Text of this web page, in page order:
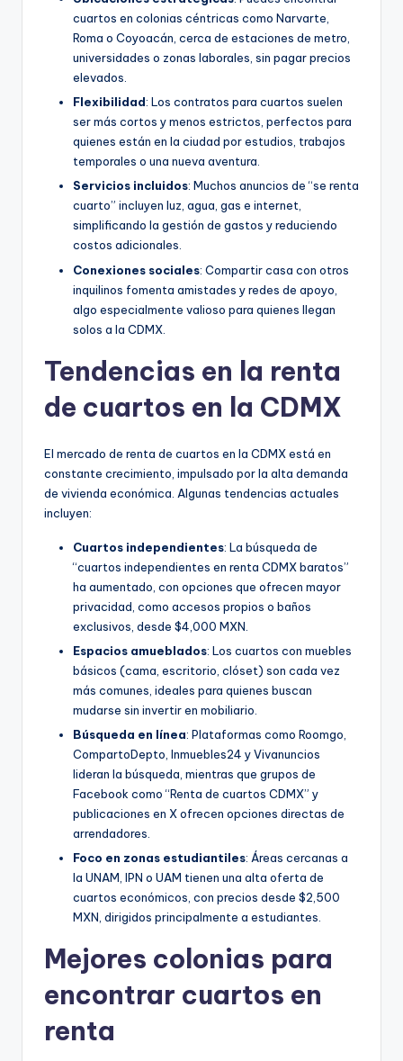
cuartos en colonias céntricas como Narvarte,
Roma o Coyoacán, cerca de estaciones de metro,
universidades o zonas laborales, sin pagar precios
elevados.
Flexibilidad: Los contratos para cuartos suelen
ser más cortos y menos estrictos, perfectos para
quienes están en la ciudad por estudios, trabajos
temporales o una nueva aventura.
Servicios incluidos: Muchos anuncios de “se renta
cuarto” incluyen luz, agua, gas e internet,
simplificando la gestión de gastos y reduciendo
costos adicionales.
Conexiones sociales: Compartir casa con otros
inquilinos fomenta amistades y redes de apoyo,
algo especialmente valioso para quienes llegan
solos a la CDMX.
Tendencias en la renta
de cuartos en la CDMX
El mercado de renta de cuartos en la CDMX está en
constante crecimiento, impulsado por la alta demanda
de vivienda económica. Algunas tendencias actuales
incluyen:
Cuartos independientes: La búsqueda de
“cuartos independientes en renta CDMX baratos”
ha aumentado, con opciones que ofrecen mayor
privacidad, como accesos propios o baños
exclusivos, desde $4,000 MXN.
Espacios amueblados: Los cuartos con muebles
básicos (cama, escritorio, clóset) son cada vez
más comunes, ideales para quienes buscan
mudarse sin invertir en mobiliario.
Búsqueda en línea: Plataformas como Roomgo,
CompartoDepto, Inmuebles24 y Vivanuncios
lideran la búsqueda, mientras que grupos de
Facebook como “Renta de cuartos CDMX” y
publicaciones en X ofrecen opciones directas de
arrendadores.
Foco en zonas estudiantiles: Áreas cercanas a
la UNAM, IPN o UAM tienen una alta oferta de
cuartos económicos, con precios desde $2,500
MXN, dirigidos principalmente a estudiantes.
Mejores colonias para
encontrar cuartos en
renta